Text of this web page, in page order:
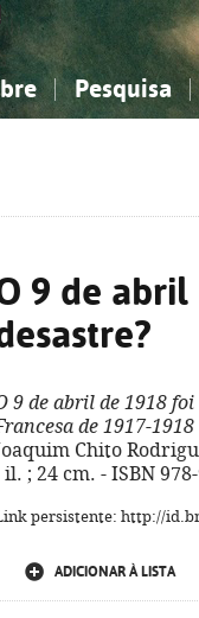
Pesquisa
9 de
9 de abril de 1918 foi
de 1917-1918
Chito
il. ; 24 cm. - ISBN
persistente: http://
ADICIONAR À LISTA